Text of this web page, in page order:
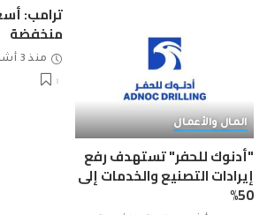
المال والأعمال
"أدنوك للحفر" تستهدف رفع
إيرادات التصنيع والخدمات إلى
50%
ترامب:
منخفضة
منذ 3 أشهر